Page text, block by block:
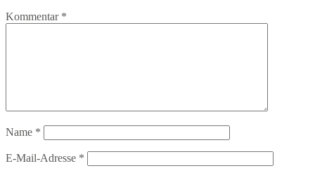
Kommentar *
Name *
E-Mail-Adresse *